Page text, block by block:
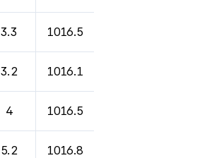
3.3 1016.5
3.2 1016.1
4 1016.5
5.2 1016.8